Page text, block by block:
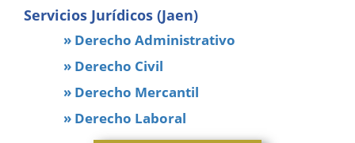
Servicios Jurídicos (Jaen)
» Derecho Administrativo
» Derecho Civil
» Derecho Mercantil
» Derecho Laboral